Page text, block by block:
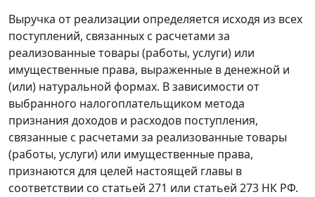
Выручка от реализации определяется исходя из всех
поступлений, связанных с расчетами за
реализованные товары (работы, услуги) или
имущественные права, выраженные в денежной и
(или) натуральной формах. В зависимости от
выбранного налогоплательщиком метода
признания доходов и расходов поступления,
связанные с расчетами за реализованные товары
(работы, услуги) или имущественные права,
признаются для целей настоящей главы в
соответствии со статьей 271 или статьей 273 НК РФ.